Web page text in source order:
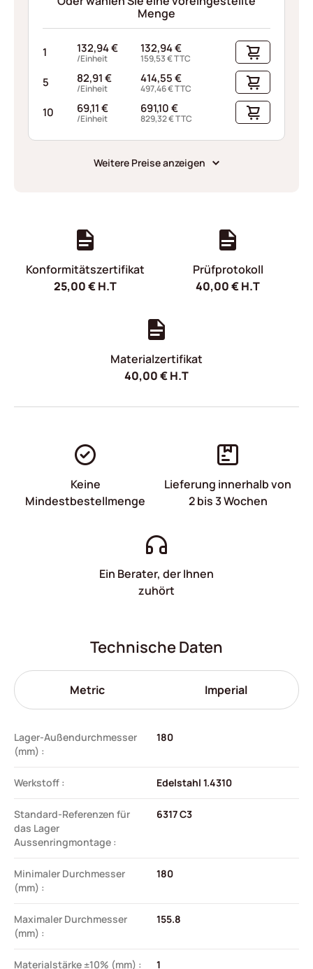
Menge
1 132,94€
/Einheit
132,94€
159,53€TTC
5 82,91€
/Einheit
414,55€
497,46€TTC
10 69,11€
/Einheit
691,10€
829,32€TTC
Weitere Preise anzeigen
Konformitätszertifikat
25,00€H.T
Prüfprotokoll
40,00€H.T
Materialzertifikat
40,00€H.T
Keine
Mindestbestellmenge
Lieferung innerhalb von
2 bis 3 Wochen
Ein Berater, der Ihnen
zuhört
Technische Daten
Metric Imperial
Lager-Außendurchmesser
(mm) :
180
Werkstoff : Edelstahl 1.4310
Standard-Referenzen für
das Lager
Aussenringmontage :
6317 C3
Minimaler Durchmesser
(mm) :
180
Maximaler Durchmesser
(mm) :
155.8
Materialstärke ±10% (mm) : 1